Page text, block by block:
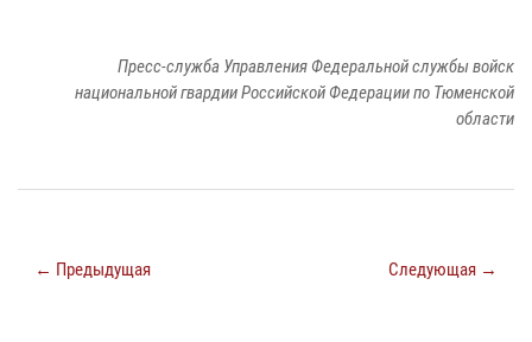
Пресс-служба Управления Федеральной службы войск
национальной гвардии Российской Федерации по Тюменской
области
← Предыдущая Следующая →